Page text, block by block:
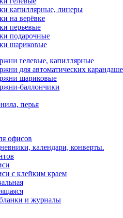
капиллярные, линеры
на верёвке
перьевые
подарочные
шариковые
гелевые, капиллярные
для автоматических
шариковые
баллончики
перья
офисов
календари, конверты.
с клейким краем
и журналы